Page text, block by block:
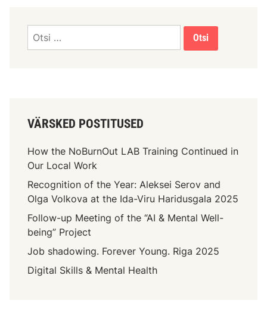
VÄRSKED POSTITUSED
How the NoBurnOut LAB Training Continued in
Our Local Work
Recognition of the Year: Aleksei Serov and
Olga Volkova at the Ida-Viru Haridusgala 2025
Follow-up Meeting of the “AI & Mental Well-
being” Project
Job shadowing. Forever Young. Riga 2025
Digital Skills & Mental Health